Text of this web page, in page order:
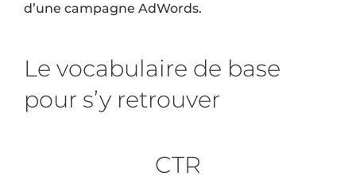
d’une campagne AdWords.
Le vocabulaire de base
pour s’y retrouver
CTR